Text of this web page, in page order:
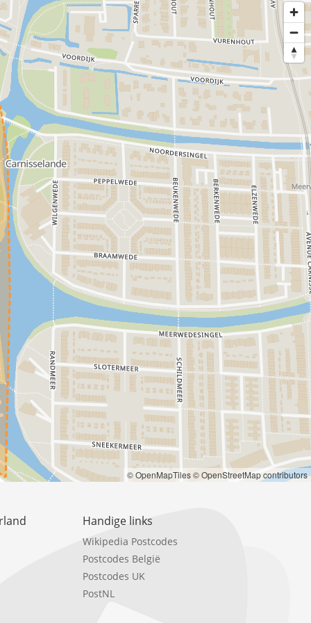
© OpenMapTiles© OpenStreetMap contributors
Handige links
Wikipedia Postcodes
Postcodes België
Postcodes UK
PostNL